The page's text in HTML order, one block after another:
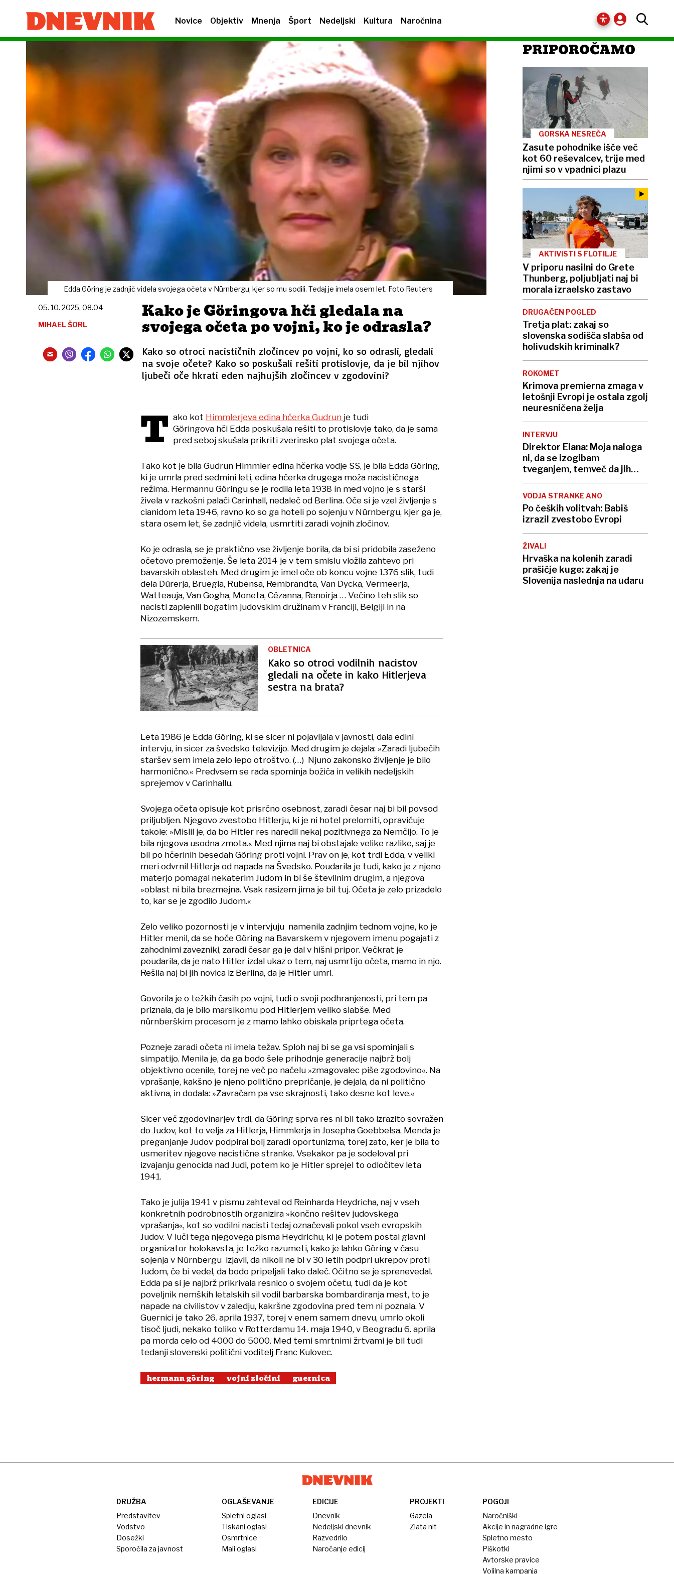
Novice Objektiv Mnenja Šport Nedeljski Kultura Naročnina
Edda Göring je zadnjič videla svojega očeta v Nürnbergu, kjer so mu sodili. Tedaj je imela osem let. Foto Reuters
Kako je Göringova hči gledala na
svojega očeta po vojni, ko je odrasla?
Kako so otroci nacističnih zločincev po vojni, ko so odrasli, gledali
na svoje očete? Kako so poskušali rešiti protislovje, da je bil njihov
ljubeči oče hkrati eden najhujših zločincev v zgodovini?
05. 10. 2025, 08.04
MIHAEL ŠORL
T ako kot Himmlerjeva edina hčerka Gudrun je tudi
Göringova hči Edda poskušala rešiti to protislovje tako, da je sama
pred seboj skušala prikriti zverinsko plat svojega očeta.
Tako kot je bila Gudrun Himmler edina hčerka vodje SS, je bila Edda Göring,
ki je umrla pred sedmini leti, edina hčerka drugega moža nacističnega
režima. Hermannu Göringu se je rodila leta 1938 in med vojno je s starši
živela v razkošni palači Carinhall, nedaleč od Berlina. Oče si je vzel življenje s
cianidom leta 1946, ravno ko so ga hoteli po sojenju v Nürnbergu, kjer ga je,
stara osem let, še zadnjič videla, usmrtiti zaradi vojnih zločinov.
Ko je odrasla, se je praktično vse življenje borila, da bi si pridobila zaseženo
očetovo premoženje. Še leta 2014 je v tem smislu vložila zahtevo pri
bavarskih oblasteh. Med drugim je imel oče ob koncu vojne 1376 slik, tudi
dela Dürerja, Bruegla, Rubensa, Rembrandta, Van Dycka, Vermeerja,
Watteauja, Van Gogha, Moneta, Cézanna, Renoirja … Večino teh slik so
nacisti zaplenili bogatim judovskim družinam v Franciji, Belgiji in na
Nizozemskem.
OBLETNICA
Kako so otroci vodilnih nacistov
gledali na očete in kako Hitlerjeva
sestra na brata?
Leta 1986 je Edda Göring, ki se sicer ni pojavljala v javnosti, dala edini
intervju, in sicer za švedsko televizijo. Med drugim je dejala: »Zaradi ljubečih
staršev sem imela zelo lepo otroštvo. (…) Njuno zakonsko življenje je bilo
harmonično.« Predvsem se rada spominja božiča in velikih nedeljskih
sprejemov v Carinhallu.
Svojega očeta opisuje kot prisrčno osebnost, zaradi česar naj bi bil povsod
priljubljen. Njegovo zvestobo Hitlerju, ki je ni hotel prelomiti, opravičuje
takole: »Mislil je, da bo Hitler res naredil nekaj pozitivnega za Nemčijo. To je
bila njegova usodna zmota.« Med njima naj bi obstajale velike razlike, saj je
bil po hčerinih besedah Göring proti vojni. Prav on je, kot trdi Edda, v veliki
meri odvrnil Hitlerja od napada na Švedsko. Poudarila je tudi, kako je z njeno
materjo pomagal nekaterim Judom in bi še številnim drugim, a njegova
»oblast ni bila brezmejna. Vsak rasizem jima je bil tuj. Očeta je zelo prizadelo
to, kar se je zgodilo Judom.«
Zelo veliko pozornosti je v intervjuju namenila zadnjim tednom vojne, ko je
Hitler menil, da se hoče Göring na Bavarskem v njegovem imenu pogajati z
zahodnimi zavezniki, zaradi česar ga je dal v hišni pripor. Večkrat je
poudarila, da je nato Hitler izdal ukaz o tem, naj usmrtijo očeta, mamo in njo.
Rešila naj bi jih novica iz Berlina, da je Hitler umrl.
Govorila je o težkih časih po vojni, tudi o svoji podhranjenosti, pri tem pa
priznala, da je bilo marsikomu pod Hitlerjem veliko slabše. Med
nürnberškim procesom je z mamo lahko obiskala priprtega očeta.
Pozneje zaradi očeta ni imela težav. Sploh naj bi se ga vsi spominjali s
simpatijo. Menila je, da ga bodo šele prihodnje generacije najbrž bolj
objektivno ocenile, torej ne več po načelu »zmagovalec piše zgodovino«. Na
vprašanje, kakšno je njeno politično prepričanje, je dejala, da ni politično
aktivna, in dodala: »Zavračam pa vse skrajnosti, tako desne kot leve.«
Sicer več zgodovinarjev trdi, da Göring sprva res ni bil tako izrazito sovražen
do Judov, kot to velja za Hitlerja, Himmlerja in Josepha Goebbelsa. Menda je
preganjanje Judov podpiral bolj zaradi oportunizma, torej zato, ker je bila to
usmeritev njegove nacistične stranke. Vsekakor pa je sodeloval pri
izvajanju genocida nad Judi, potem ko je Hitler sprejel to odločitev leta
1941.
Tako je julija 1941 v pismu zahteval od Reinharda Heydricha, naj v vseh
konkretnih podrobnostih organizira »končno rešitev judovskega
vprašanja«, kot so vodilni nacisti tedaj označevali pokol vseh evropskih
Judov. V luči tega njegovega pisma Heydrichu, ki je potem postal glavni
organizator holokavsta, je težko razumeti, kako je lahko Göring v času
sojenja v Nürnbergu izjavil, da nikoli ne bi v 30 letih podprl ukrepov proti
Judom, če bi vedel, da bodo pripeljali tako daleč. Očitno se je sprenevedal.
Edda pa si je najbrž prikrivala resnico o svojem očetu, tudi da je kot
poveljnik nemških letalskih sil vodil barbarska bombardiranja mest, to je
napade na civilistov v zaledju, kakršne zgodovina pred tem ni poznala. V
Guernici je tako 26. aprila 1937, torej v enem samem dnevu, umrlo okoli
tisoč ljudi, nekako toliko v Rotterdamu 14. maja 1940, v Beogradu 6. aprila
pa morda celo od 4000 do 5000. Med temi smrtnimi žrtvami je bil tudi
tedanji slovenski politični voditelj Franc Kulovec.
hermann göring vojni zločini guernica
PRIPOROČAMO
GORSKA NESREČA
Zasute pohodnike išče več
kot 60 reševalcev, trije med
njimi so v vpadnici plazu
AKTIVISTI S FLOTILJE
V priporu nasilni do Grete
Thunberg, poljubljati naj bi
morala izraelsko zastavo
DRUGAČEN POGLED
Tretja plat: zakaj so
slovenska sodišča slabša od
holivudskih kriminalk?
ROKOMET
Krimova premierna zmaga v
letošnji Evropi je ostala zgolj
neuresničena želja
INTERVJU
Direktor Elana: Moja naloga
ni, da se izogibam
tveganjem, temveč da jih
upravljam
VODJA STRANKE ANO
Po čeških volitvah: Babiš
izrazil zvestobo Evropi
ŽIVALI
Hrvaška na kolenih zaradi
prašičje kuge: zakaj je
Slovenija naslednja na udaru
DRUŽBA
Predstavitev
Vodstvo
Dosežki
Sporočila za javnost
OGLAŠEVANJE
Spletni oglasi
Tiskani oglasi
Osmrtnice
Mali oglasi
EDICIJE
Dnevnik
Nedeljski dnevnik
Razvedrilo
Naročanje edicij
PROJEKTI
Gazela
Zlata nit
POGOJI
Naročniški
Akcije in nagradne igre
Spletno mesto
Piškotki
Avtorske pravice
Volilna kampanja